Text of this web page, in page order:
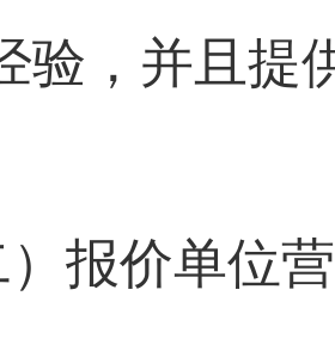
验，并且提
）报价单位